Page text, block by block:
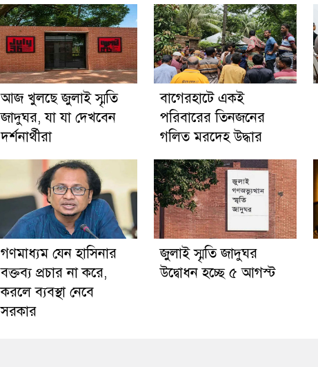
আজ খুলছে জুলাই স্মৃতি
জাদুঘর, যা যা দেখবেন
দর্শনার্থীরা
‎বাগেরহাটে একই
পরিবারের তিনজনের
গলিত মরদেহ উদ্ধার
গণমাধ্যম যেন হাসিনার
বক্তব্য প্রচার না করে,
করলে ব্যবস্থা নেবে
সরকার
জুলাই স্মৃতি জাদুঘর
উদ্বোধন হচ্ছে ৫ আগস্ট